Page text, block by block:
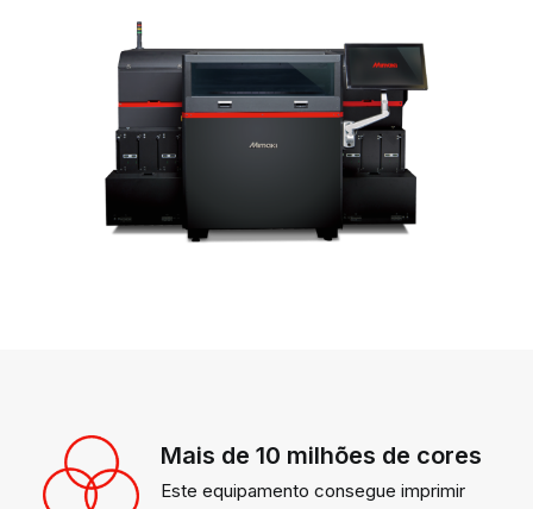
Mais de 10 milhões de cores
Este equipamento consegue imprimir